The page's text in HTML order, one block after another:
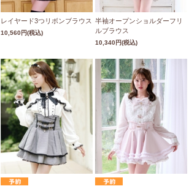
レイヤード3つリボンブラウス
10,560円(税込)
半袖オープンショルダーフリ
ルブラウス
10,340円(税込)